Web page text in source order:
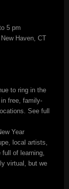
5 pm
Haven, CT
to ring in the
free, family-
See full
Year
local artists,
of learning,
virtual, but we